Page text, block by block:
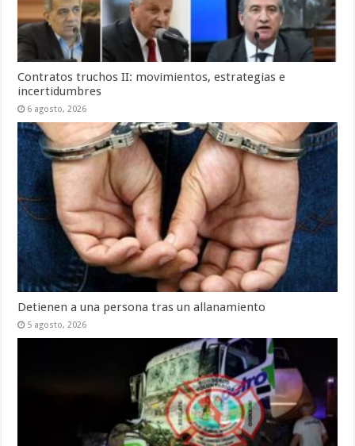
Contratos truchos II: movimientos, estrategias e
incertidumbres
6 agosto, 2026
Detienen a una persona tras un allanamiento
5 agosto, 2026